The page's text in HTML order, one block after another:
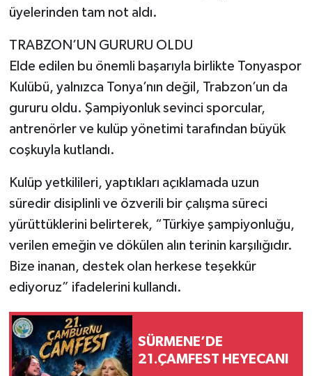
üyelerinden tam not aldı.
TRABZON’UN GURURU OLDU
Elde edilen bu önemli başarıyla birlikte Tonyaspor
Kulübü, yalnızca Tonya’nın değil, Trabzon’un da
gururu oldu. Şampiyonluk sevinci sporcular,
antrenörler ve kulüp yönetimi tarafından büyük
coşkuyla kutlandı.
Kulüp yetkilileri, yaptıkları açıklamada uzun
süredir disiplinli ve özverili bir çalışma süreci
yürüttüklerini belirterek, “Türkiye şampiyonluğu,
verilen emeğin ve dökülen alın terinin karşılığıdır.
Bize inanan, destek olan herkese teşekkür
ediyoruz” ifadelerini kullandı.
SÜRMENE’DE
21.ÇAMFEST HEYECANI